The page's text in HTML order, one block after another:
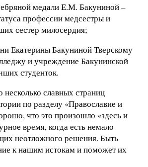
медали Е.М. Бакуниной –
профессии медсестры и
сестер милосердия;
Екатерины Бакуниной Тверскому
и учреждение Бакунинской
студенток.
несколько славных страниц
по разделу «Православие и
что это произошло «здесь и
время, когда есть немало
неотложного решения. Быть
к нашим истокам и поможет их